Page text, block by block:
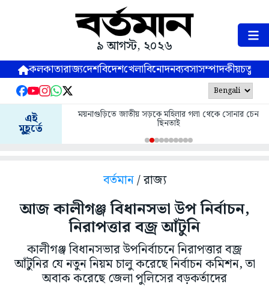
৯ আগস্ট, ২০২৬
কলকাতারাজ্যদেশবিদেশখেলাবিনোদনব্যবসাসম্পাদকীয়
এই
মুহূর্তে
ময়নাগুড়িতে জাতীয় সড়কে মহিলার গলা থেকে সোনার চেন
ছিনতাই
বর্তমান/ রাজ্য
আজ কালীগঞ্জ বিধানসভা উপ নির্বাচন,
নিরাপত্তার বজ্র আঁটুনি
কালীগঞ্জ বিধানসভার উপনির্বাচনে নিরাপত্তার বজ্র
আঁটুনির যে নতুন নিয়ম চালু করেছে নির্বাচন কমিশন, তা
অবাক করেছে জেলা পুলিসের বড়কর্তাদের